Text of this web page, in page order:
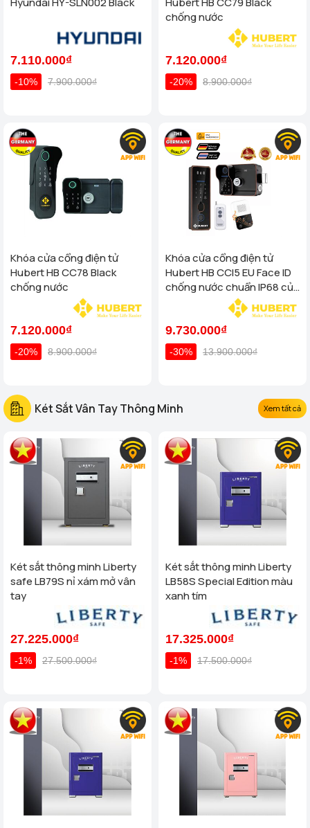
7.110.000₫
-10% 7.900.000₫
chống nước
7.120.000₫
-20% 8.900.000₫
Khóa cửa cổng điện tử
Hubert HB CC78 Black
chống nước
7.120.000₫
-20% 8.900.000₫
Khóa cửa cổng điện tử
Hubert HB CCI5 EU Face ID
chống nước chuẩn IP68 của
tiêu chuẩn Đức
9.730.000₫
-30% 13.900.000₫
Két Sắt Vân Tay Thông Minh Xem tất cả
Két sắt thông minh Liberty
safe LB79S nỉ xám mở vân
tay
27.225.000₫
-1% 27.500.000₫
Két sắt thông minh Liberty
LB58S Special Edition màu
xanh tím
17.325.000₫
-1% 17.500.000₫